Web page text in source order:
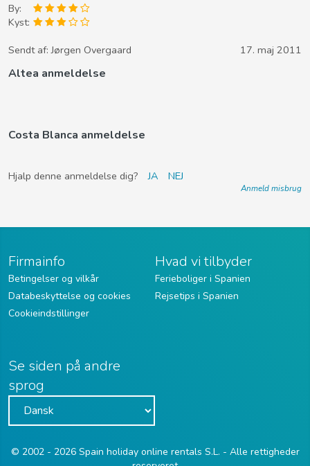
By:
Kyst:
Sendt af:Jørgen Overgaard 17. maj 2011
Altea anmeldelse
Costa Blanca anmeldelse
Hjalp denne anmeldelse dig? JA NEJ
Anmeld misbrug
Firmainfo
Betingelser og vilkår
Databeskyttelse og cookies
Cookieindstillinger
Hvad vi tilbyder
Ferieboliger i Spanien
Rejsetips i Spanien
Se siden på andre
sprog
© 2002 - 2026 Spain holiday online rentals S.L. - Alle rettigheder